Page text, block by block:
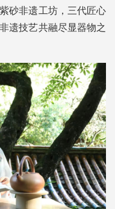
砂非遗工坊，三代匠心
遗技艺共融尽显器物之